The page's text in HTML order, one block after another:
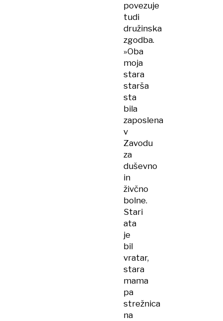
povezuje
tudi
družinska
zgodba.
»Oba
moja
stara
starša
sta
bila
zaposlena
v
Zavodu
za
duševno
in
živčno
bolne.
Stari
ata
je
bil
vratar,
stara
mama
pa
strežnica
na